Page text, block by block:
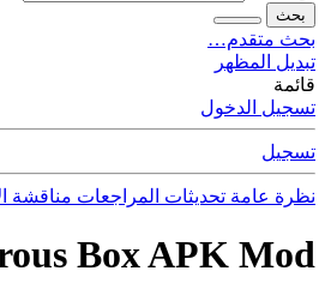
بحث
بحث متقدم…
تبديل المظهر
قائمة
تسجيل الدخول
تسجيل
نظرة عامة تحديثات المراجعات مناقشة
Box APK Mod